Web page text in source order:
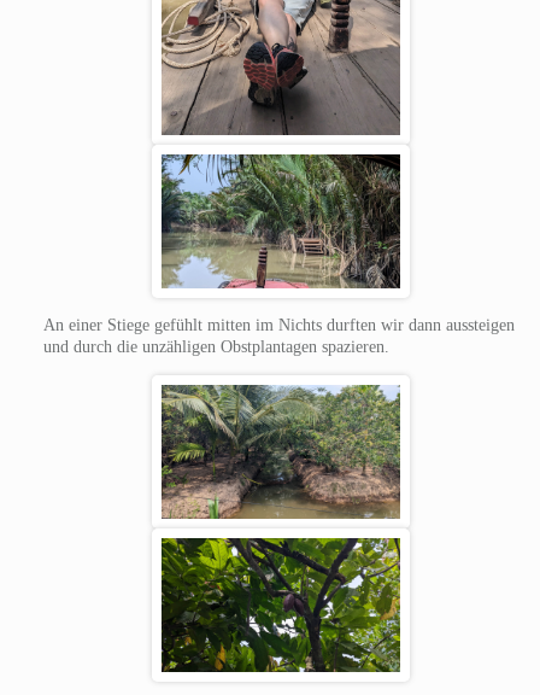
An einer Stiege gefühlt mitten im Nichts durften wir dann aussteigen
und durch die unzähligen Obstplantagen spazieren.